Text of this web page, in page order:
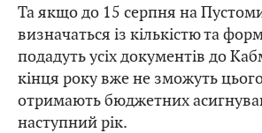
Та якщо до 15 серпня на
визначаться із кількістю та
подадуть усіх документів до
кінця року вже не зможуть
отримають бюджетних
наступний рік.